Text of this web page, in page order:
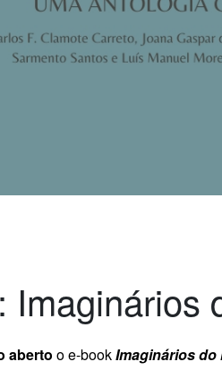
Imaginários
aberto o e-bookImaginários do